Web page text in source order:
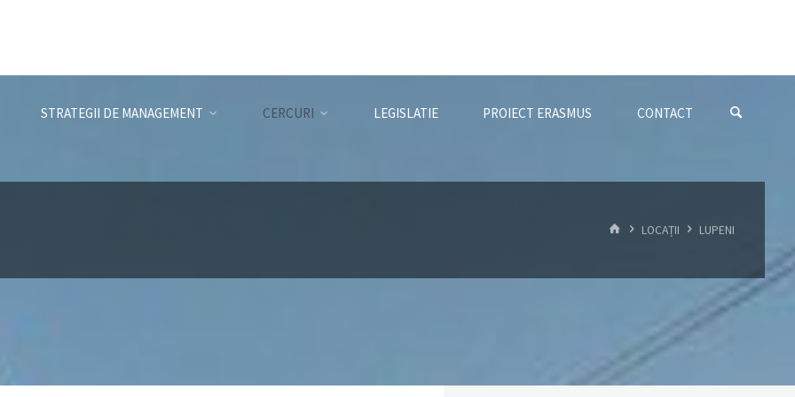
STRATEGII DE MANAGEMENT CERCURI LEGISLATIE PROIECT ERASMUS CONTACT
HOMELOCAȚII LUPENI